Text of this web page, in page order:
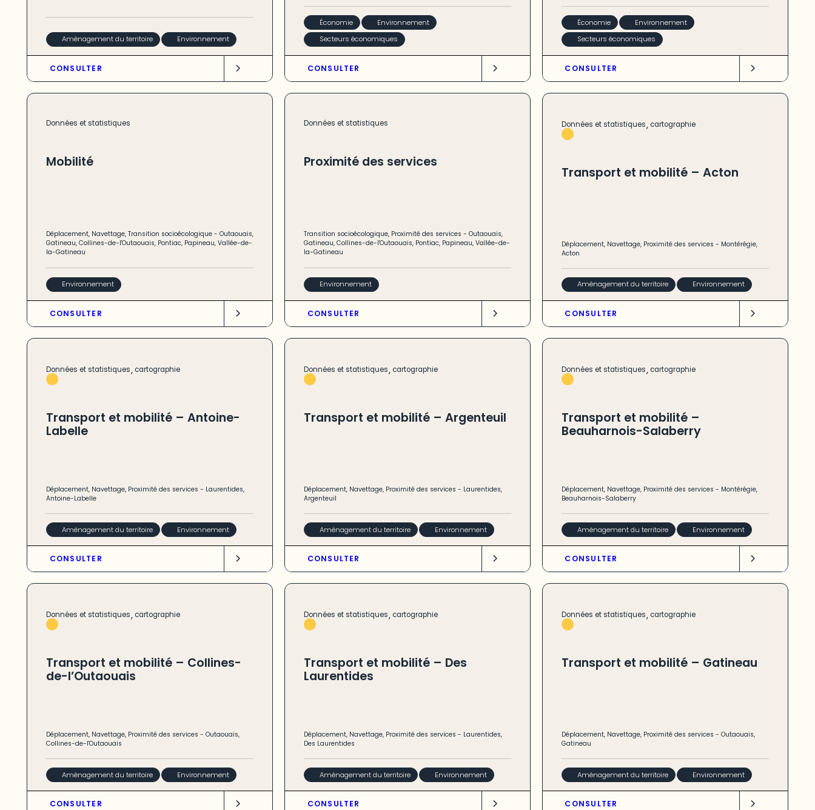
Aménagement du territoire Environnement
CONSULTER
Économie
Environnement
Secteurs économiques
CONSULTER
Économie
Environnement
Secteurs économiques
CONSULTER
Données et statistiques
Mobilité
Déplacement, Navettage, Transition socioécologique- Outaouais,
Gatineau, Collines-de-l'Outaouais, Pontiac, Papineau, Vallée-de-
la-Gatineau
Environnement
CONSULTER
Données et statistiques
Proximité des services
Transition socioécologique, Proximité des services - Outaouais,
Gatineau, Collines-de-l'Outaouais, Pontiac, Papineau, Vallée-de-
la-Gatineau
Environnement
CONSULTER
Données et statistiques, cartographie
Transport et mobilité – Acton
Déplacement, Navettage, Proximité des services - Montérégie,
Acton
Aménagement du territoire Environnement
CONSULTER
Données et statistiques, cartographie
Transport et mobilité – Antoine-
Labelle
Déplacement, Navettage, Proximité des services - Laurentides,
Antoine-Labelle
Aménagement du territoire Environnement
CONSULTER
Données et statistiques, cartographie
Transport et mobilité – Argenteuil
Déplacement, Navettage, Proximité des services - Laurentides,
Argenteuil
Aménagement du territoire Environnement
CONSULTER
Données et statistiques, cartographie
Transport et mobilité –
Beauharnois-Salaberry
Déplacement, Navettage, Proximité des services - Montérégie,
Beauharnois-Salaberry
Aménagement du territoire Environnement
CONSULTER
Données et statistiques, cartographie
Transport et mobilité – Collines-
de-l’Outaouais
Déplacement, Navettage, Proximité des services - Outaouais,
Collines-de-l'Outaouais
Aménagement du territoire Environnement
CONSULTER
Données et statistiques, cartographie
Transport et mobilité – Des
Laurentides
Déplacement, Navettage, Proximité des services - Laurentides,
Des Laurentides
Aménagement du territoire Environnement
CONSULTER
Données et statistiques, cartographie
Transport et mobilité – Gatineau
Déplacement, Navettage, Proximité des services - Outaouais,
Gatineau
Aménagement du territoire Environnement
CONSULTER